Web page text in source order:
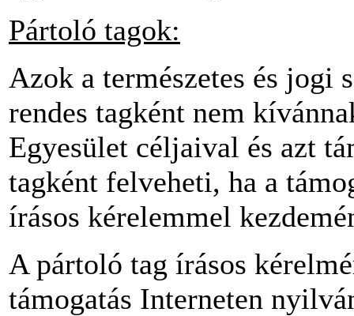
Pártoló tagok:
Azok a természetes és jogi
rendes tagként nem
Egyesület céljaival és azt
tagként felveheti, ha a
írásos kérelemmel
A pártoló tag írásos
támogatás Interneten